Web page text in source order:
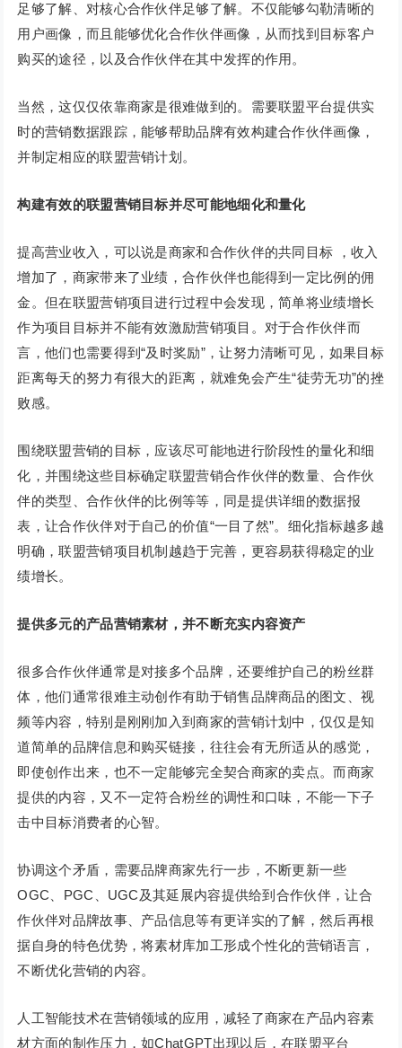
足够了解、对核心合作伙伴足够了解。不仅能够勾勒清晰的
用户画像，而且能够优化合作伙伴画像，从而找到目标客户
购买的途径，以及合作伙伴在其中发挥的作用。
当然，这仅仅依靠商家是很难做到的。需要联盟平台提供实
时的营销数据跟踪，能够帮助品牌有效构建合作伙伴画像，
并制定相应的联盟营销计划。
构建有效的联盟营销目标并尽可能地细化和量化
提高营业收入，可以说是商家和合作伙伴的共同目标 ，收入
增加了，商家带来了业绩，合作伙伴也能得到一定比例的佣
金。但在联盟营销项目进行过程中会发现，简单将业绩增长
作为项目目标并不能有效激励营销项目。对于合作伙伴而
言，他们也需要得到“及时奖励”，让努力清晰可见，如果目标
距离每天的努力有很大的距离，就难免会产生“徒劳无功”的挫
败感。
围绕联盟营销的目标，应该尽可能地进行阶段性的量化和细
化，并围绕这些目标确定联盟营销合作伙伴的数量、合作伙
伴的类型、合作伙伴的比例等等，同是提供详细的数据报
表，让合作伙伴对于自己的价值“一目了然”。细化指标越多越
明确，联盟营销项目机制越趋于完善，更容易获得稳定的业
绩增长。
提供多元的产品营销素材，并不断充实内容资产
很多合作伙伴通常是对接多个品牌，还要维护自己的粉丝群
体，他们通常很难主动创作有助于销售品牌商品的图文、视
频等内容，特别是刚刚加入到商家的营销计划中，仅仅是知
道简单的品牌信息和购买链接，往往会有无所适从的感觉，
即使创作出来，也不一定能够完全契合商家的卖点。而商家
提供的内容，又不一定符合粉丝的调性和口味，不能一下子
击中目标消费者的心智。
协调这个矛盾，需要品牌商家先行一步，不断更新一些
OGC、PGC、UGC及其延展内容提供给到合作伙伴，让合
作伙伴对品牌故事、产品信息等有更详实的了解，然后再根
据自身的特色优势，将素材库加工形成个性化的营销语言，
不断优化营销的内容。
人工智能技术在营销领域的应用，减轻了商家在产品内容素
材方面的制作压力，如ChatGPT出现以后，在联盟平台